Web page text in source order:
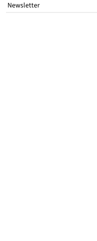
Newsletter